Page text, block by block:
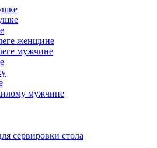
женщине
мужчине
мужчине
сервировки стола